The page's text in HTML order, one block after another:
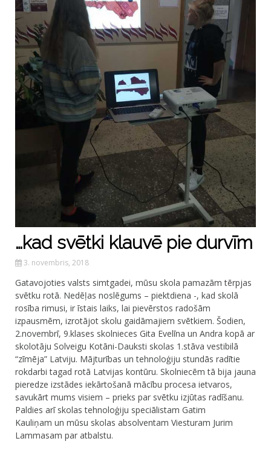
…kad svētki klauvē pie durvīm
3. novembris, 2018
Gatavojoties valsts simtgadei, mūsu skola pamazām tērpjas
svētku rotā. Nedēļas noslēgums – piektdiena -, kad skolā
rosība rimusi, ir īstais laiks, lai pievērstos radošām
izpausmēm, izrotājot skolu gaidāmajiem svētkiem. Šodien,
2.novembrī, 9.klases skolnieces Gita Evelīna un Andra kopā ar
skolotāju Solveigu Kotāni-Dauksti skolas 1.stāva vestibilā
“zīmēja” Latviju. Mājturības un tehnoloģiju stundās radītie
rokdarbi tagad rotā Latvijas kontūru. Skolniecēm tā bija jauna
pieredze izstādes iekārtošanā mācību procesa ietvaros,
savukārt mums visiem – prieks par svētku izjūtas radīšanu.
Paldies arī skolas tehnoloģiju speciālistam Gatim
Kauliņam un mūsu skolas absolventam Viesturam Jurim
Lammasam par atbalstu.